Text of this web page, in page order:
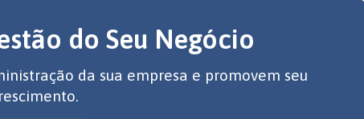
do Seu Negócio
da sua empresa e promovem seu